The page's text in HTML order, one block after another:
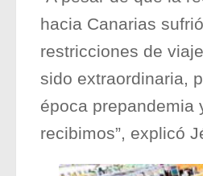
hacia Canarias
restricciones de
sido extraordinaria,
época prepandemia
recibimos”, explicó